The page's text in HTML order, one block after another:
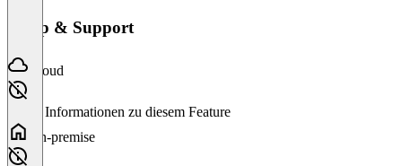
Setup & Support
Cloud
Keine Informationen zu diesem Feature
On-premise